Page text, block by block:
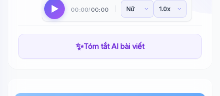
00:00/ 00:00
✨Tóm tắt AI bài viết